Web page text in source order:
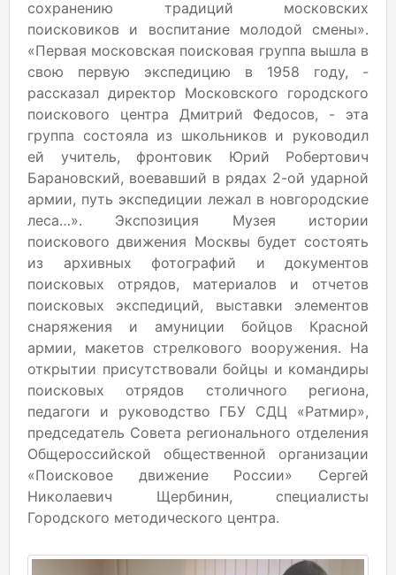
сохранению традиций московских
поисковиков и воспитание молодой смены».
«Первая московская поисковая группа вышла в
свою первую экспедицию в 1958 году, -
рассказал директор Московского городского
поискового центра Дмитрий Федосов, - эта
группа состояла из школьников и руководил
ей учитель, фронтовик Юрий Робертович
Барановский, воевавший в рядах 2-ой ударной
армии, путь экспедиции лежал в новгородские
леса…». Экспозиция Музея истории
поискового движения Москвы будет состоять
из архивных фотографий и документов
поисковых отрядов, материалов и отчетов
поисковых экспедиций, выставки элементов
снаряжения и амуниции бойцов Красной
армии, макетов стрелкового вооружения. На
открытии присутствовали бойцы и командиры
поисковых отрядов столичного региона,
педагоги и руководство ГБУ СДЦ «Ратмир»,
председатель Совета регионального отделения
Общероссийской общественной организации
«Поисковое движение России» Сергей
Николаевич Щербинин, специалисты
Городского методического центра.